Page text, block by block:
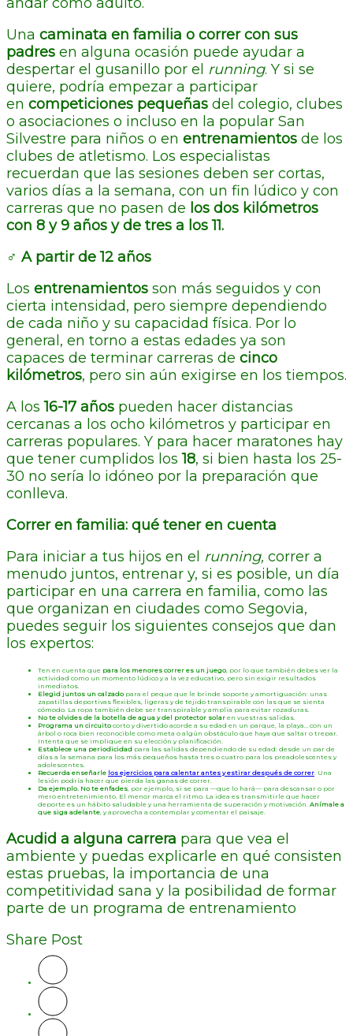
Una caminata en familia o correr con sus
padres en alguna ocasión puede ayudar a
despertar el gusanillo por el running. Y si se
quiere, podría empezar a participar
en competiciones pequeñas del colegio, clubes
o asociaciones o incluso en la popular San
Silvestre para niños o en entrenamientos de los
clubes de atletismo. Los especialistas
recuerdan que las sesiones deben ser cortas,
varios días a la semana, con un fin lúdico y con
carreras que no pasen de los dos kilómetros
con 8 y 9 años y de tres a los 11.
‍♂️ A partir de 12 años
Los entrenamientos son más seguidos y con
cierta intensidad, pero siempre dependiendo
de cada niño y su capacidad física. Por lo
general, en torno a estas edades ya son
capaces de terminar carreras de cinco
kilómetros, pero sin aún exigirse en los tiempos.
A los16-17 años pueden hacer distancias
cercanas a los ocho kilómetros y participar en
carreras populares. Y para hacer maratones hay
que tener cumplidos los18, si bien hasta los 25-
30 no sería lo idóneo por la preparación que
conlleva.
Correr en familia: qué tener en cuenta
Para iniciar a tus hijos en el running, correr a
menudo juntos, entrenar y, si es posible, un día
participar en una carrera en familia, como las
que organizan en ciudades como Segovia,
puedes seguir los siguientes consejos que dan
los expertos:
Ten en cuenta que para los menores correr es un juego , por lo que también debes ver la
actividad como un momento lúdico y a la vez educativo, pero sin exigir resultados
inmediatos.
Elegid juntos un calzado para el peque que le brinde soporte y amortiguación: unas
zapatillas deportivas flexibles, ligeras y de tejido transpirable con las que se sienta
cómodo. La ropa también debe ser transpirable y amplia para evitar rozaduras.
No te olvides de la botella de agua y del protector solar en vuestras salidas.
Programa un circuito corto y divertido acorde a su edad en un parque, la playa… con un
árbol o roca bien reconocible como meta o algún obstáculo que haya que saltar o trepar.
Intenta que se implique en su elección y planificación.
Establece una periodicidad para las salidas dependiendo de su edad: desde un par de
días a la semana para los más pequeños hasta tres o cuatro para los preadolescentes y
adolescentes.
Recuerda enseñarle los ejercicios para calentar antes y estirar después de correr . Una
lesión podría hacer que pierda las ganas de correr.
Da ejemplo. No te enfades , por ejemplo, si se para —que lo hará— para descansar o por
mero entretenimiento. El menor marca el ritmo. La idea es transmitirle que hacer
deporte es un hábito saludable y una herramienta de superación y motivación. Anímale a
que siga adelante , y aprovecha a contemplar y comentar el paisaje.
Acudid a alguna carrera para que vea el
ambiente y puedas explicarle en qué consisten
estas pruebas, la importancia de una
competitividad sana y la posibilidad de formar
parte de un programa de entrenamiento
Share Post